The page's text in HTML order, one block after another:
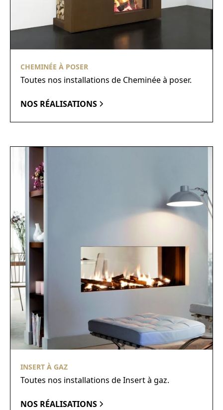
CHEMINÉE À POSER
Toutes nos installations de Cheminée à poser.
NOS RÉALISATIONS
INSERT À GAZ
Toutes nos installations de Insert à gaz.
NOS RÉALISATIONS